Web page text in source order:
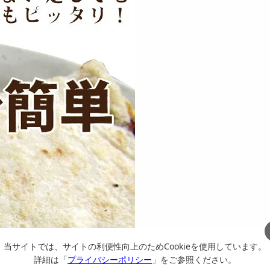
当サイトでは、サイトの利便性向上のためCookieを使用しています。
詳細は「プライバシーポリシー 」をご参照ください。